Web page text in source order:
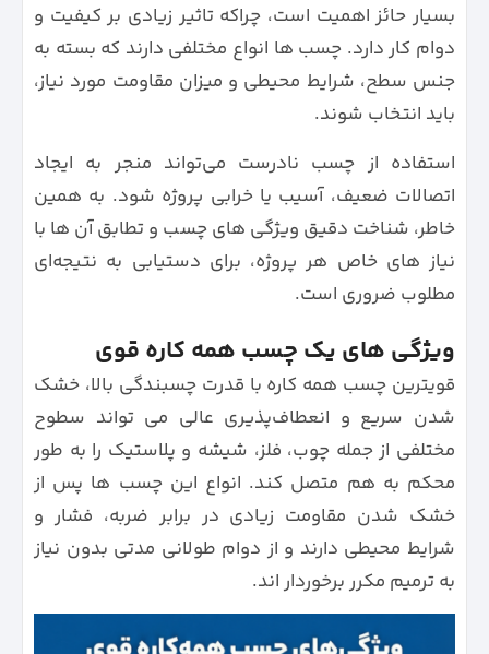
بسیار حائز اهمیت است، چراکه تاثیر زیادی بر کیفیت و
دوام کار دارد. چسب‌ ها انواع مختلفی دارند که بسته به
جنس سطح، شرایط محیطی و میزان مقاومت مورد نیاز،
باید انتخاب شوند.
استفاده از چسب نادرست می‌تواند منجر به ایجاد
اتصالات ضعیف، آسیب یا خرابی پروژه شود. به همین
خاطر، شناخت دقیق ویژگی‌ های چسب و تطابق آن‌ ها با
نیاز های خاص هر پروژه، برای دستیابی به نتیجه‌ای
مطلوب ضروری است.
ویژگی‌ های یک چسب همه‌ کاره قوی
قویترین چسب همه کاره با قدرت چسبندگی بالا، خشک
شدن سریع و انعطاف‌پذیری عالی می‌ تواند سطوح
مختلفی از جمله چوب، فلز، شیشه و پلاستیک را به‌ طور
محکم به هم متصل کند. انواع این چسب ها پس از
خشک شدن مقاومت زیادی در برابر ضربه، فشار و
شرایط محیطی دارند و از دوام طولانی‌ مدتی بدون نیاز
به ترمیم مکرر برخوردار اند.